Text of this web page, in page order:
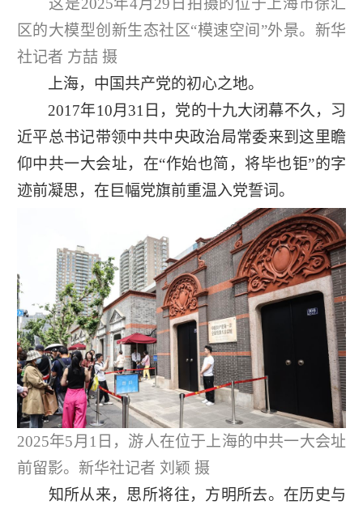
区的大模型创新生态社区“模速空间”外景。新华
社记者 方喆 摄
上海，中国共产党的初心之地。
2017年10月31日，党的十九大闭幕不久，习
近平总书记带领中共中央政治局常委来到这里瞻
仰中共一大会址，在“作始也简，将毕也钜”的字
迹前凝思，在巨幅党旗前重温入党誓词。
2025年5月1日，游人在位于上海的中共一大会址
前留影。新华社记者 刘颖 摄
知所从来，思所将往，方明所去。在历史与